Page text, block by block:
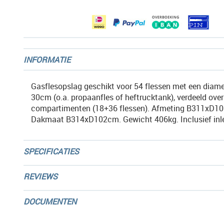
INFORMATIE
Gasflesopslag geschikt voor 54 flessen met een
30cm (o.a. propaanfles of heftrucktank), verdeeld
compartimenten (18+36 flessen). Afmeting
Dakmaat B314xD102cm. Gewicht 406kg. Inclusief
SPECIFICATIES
REVIEWS
DOCUMENTEN